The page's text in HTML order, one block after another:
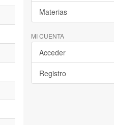
Materias
MI CUENTA
Acceder
Registro